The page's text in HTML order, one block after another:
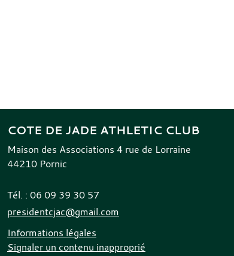
COTE DE JADE ATHLETIC CLUB
Maison des Associations 4 rue de Lorraine
44210 Pornic
Tél. : 06 09 39 30 57
presidentcjac@gmail.com
Informations légales
Signaler un contenu inapproprié